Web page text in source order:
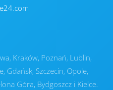
Kraków, Poznań, Lublin,
Gdańsk, Szczecin, Opole,
Góra, Bydgoszcz i Kielce.